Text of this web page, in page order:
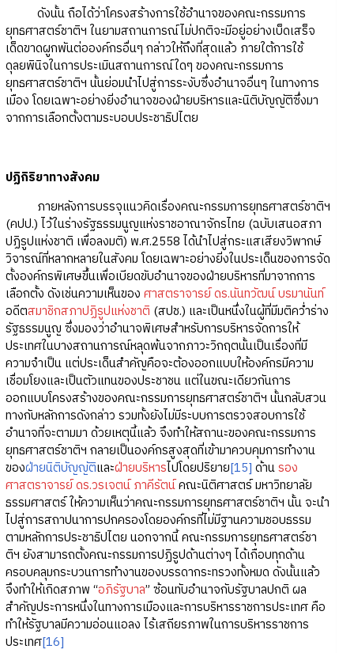
ดังนั้น ถือได้ว่าโครงสร้างการใช้อำนาจของคณะกรรมการ
ยุทธศาสตร์ชาติฯ ในยามสถานการณ์ไม่ปกติจะมีอยู่อย่างเบ็ดเสร็จ
เด็ดขาดผูกพันต่อองค์กรอื่นๆ กล่าวให้ถึงที่สุดแล้ว ภายใต้การใช้
ดุลยพินิจในการประเมินสถานการณ์ใดๆ ของคณะกรรมการ
ยุทธศาสตร์ชาติฯ นั้นย่อมนำไปสู่การระงับซึ่งอำนาจอื่นๆ ในทางการ
เมือง โดยเฉพาะอย่างยิ่งอำนาจของฝ่ายบริหารและนิติบัญญัติซึ่งมา
จากการเลือกตั้งตามระบอบประชาธิปไตย
ปฏิกิริยาทางสังคม
ภายหลังการบรรจุแนวคิดเรื่องคณะกรรมการยุทธศาสตร์ชาติฯ
(คปป.) ไว้ในร่างรัฐธรรมนูญแห่งราชอาณาจักรไทย (ฉบับเสนอสภา
ปฏิรูปแห่งชาติ เพื่อลงมติ) พ.ศ.2558 ได้นำไปสู่กระแสเสียงวิพากษ์
วิจารณ์ที่หลากหลายในสังคม โดยเฉพาะอย่างยิ่งในประเด็นของการจัด
ตั้งองค์กรพิเศษขึ้นเพื่อเบียดขับอำนาจของฝ่ายบริหารที่มาจากการ
เลือกตั้ง ดังเช่นความเห็นของ ศาสตราจารย์ ดร.นันทวัฒน์ บรมานันท์
อดีตสมาชิกสภาปฏิรูปแห่งชาติ (สปช.) และเป็นหนึ่งในผู้ที่มีมติคว่ำร่าง
รัฐธรรมนูญ ซึ่งมองว่าอำนาจพิเศษสำหรับการบริหารจัดการให้
ประเทศในบางสถานการณ์หลุดพ้นจากภาวะวิกฤตนั้นเป็นเรื่องที่มี
ความจำเป็น แต่ประเด็นสำคัญคือจะต้องออกแบบให้องค์กรมีความ
เชื่อมโยงและเป็นตัวแทนของประชาชน แต่ในขณะเดียวกันการ
ออกแบบโครงสร้างของคณะกรรมการยุทธศาสตร์ชาติฯ นั้นกลับสวน
ทางกับหลักการดังกล่าว รวมทั้งยังไม่มีระบบการตรวจสอบการใช้
อำนาจที่จะตามมา ด้วยเหตุนี้แล้ว จึงทำให้สถานะของคณะกรรมการ
ยุทธศาสตร์ชาติฯ กลายเป็นองค์กรสูงสุดที่เข้ามาควบคุมการทำงาน
ของฝ่ายนิติบัญญัติและฝ่ายบริหารไปโดยปริยาย[15] ด้านรอง
ศาสตราจารย์ ดร.วรเจตน์ ภาคีรัตน์คณะนิติศาสตร์ มหาวิทยาลัย
ธรรมศาสตร์ ให้ความเห็นว่าคณะกรรมการยุทธศาสตร์ชาติฯ นั้น จะนำ
ไปสู่การสถาปนาการปกครองโดยองค์กรที่ไม่มีฐานความชอบธรรม
ตามหลักการประชาธิปไตย นอกจากนี้ คณะกรรมการยุทธศาสตร์ชา
ติฯ ยังสามารถตั้งคณะกรรมการปฏิรูปด้านต่างๆ ได้เกือบทุกด้าน
ครอบคลุมกระบวนการทำงานของบรรดากระทรวงทั้งหมด ดังนั้นแล้ว
จึงทำให้เกิดสภาพ “อภิรัฐบาล” ซ้อนทับอำนาจกับรัฐบาลปกติ ผล
สำคัญประการหนึ่งในทางการเมืองและการบริหารราชการประเทศ คือ
ทำให้รัฐบาลมีความอ่อนแอลง ไร้เสถียรภาพในการบริหารราชการ
ประเทศ[16]